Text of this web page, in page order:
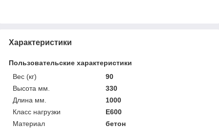
Характеристики
Пользовательские характеристики
Вес (кг)
90
Высота мм.
330
Длина мм.
1000
Класс нагрузки
E600
Материал
бетон